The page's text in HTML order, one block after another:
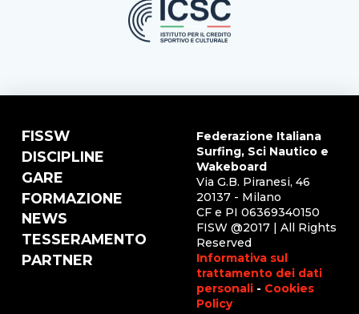
FISSW
DISCIPLINE
GARE
FORMAZIONE
NEWS
TESSERAMENTO
PARTNER
Federazione Italiana
Surfing, Sci Nautico e
Wakeboard
Via G.B. Piranesi, 46
20137 - Milano
CF e PI 06369340150
FISW @2017 | All Rights
Reserved
Informativa sul
trattamento dei dati
personali - Cookies
Policy